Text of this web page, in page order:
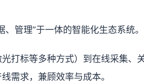
管理”于一体的智能化生态系统。
打标等多种方式）到在线采集、
需求，兼顾效率与成本。